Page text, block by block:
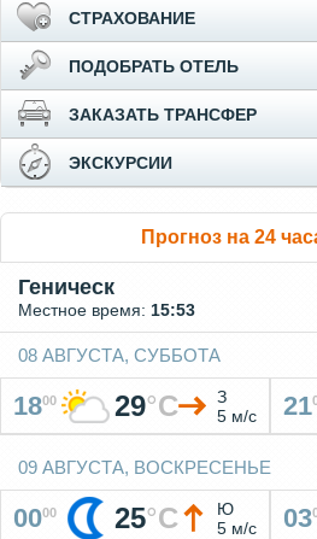
СТРАХОВАНИЕ
ПОДОБРАТЬ ОТЕЛЬ
ЗАКАЗАТЬ ТРАНСФЕР
ЭКСКУРСИИ
Прогноз на 24
Геническ
Местное время: 15:53
08 АВГУСТА, СУББОТА
1800 29°C
З
5 м/с
21
09 АВГУСТА, ВОСКРЕСЕНЬЕ
0000 25°C
Ю
5 м/с
03